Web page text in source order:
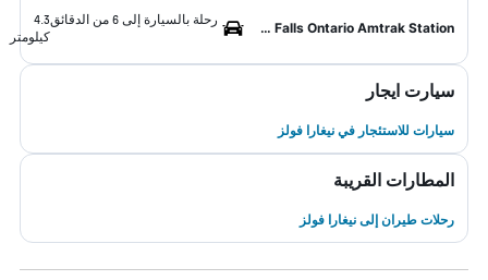
Niagara Falls Ontario Amtrak Station
رحلة بالسيارة إلى 6 من الدقائق
4.3
كيلومتر
سيارت ايجار
سيارات للاستئجار في نيغارا فولز
المطارات القريبة
رحلات طيران إلى نيغارا فولز